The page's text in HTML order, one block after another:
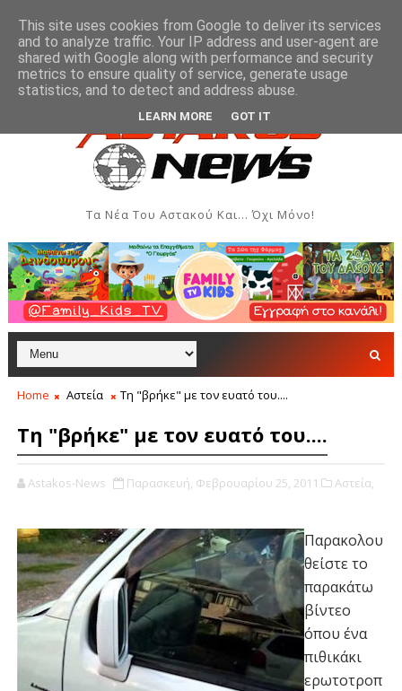
Εβδομάδας Ιονίου στον Αστακό ΠΟΛΙΤΙΣΜΌΣ Σήμερα η
Τα Νέα Του Αστακού Και... Όχι Μόνο!
Home Αστεία Τη "βρήκε" με τον ευατό του....
Τη "βρήκε" με τον ευατό του....
Astakos-News Παρασκευή, Φεβρουαρίου 25, 2011 Αστεία,
Παρακολου
θείστε το
παρακάτω
βίντεο
όπου ένα
πιθικάκι
ερωτοτροπ
This site uses cookies from Google to deliver its services
and to analyze traffic. Your IP address and user-agent are
shared with Google along with performance and security
metrics to ensure quality of service, generate usage
statistics, and to detect and address abuse.
LEARN MORE GOT IT